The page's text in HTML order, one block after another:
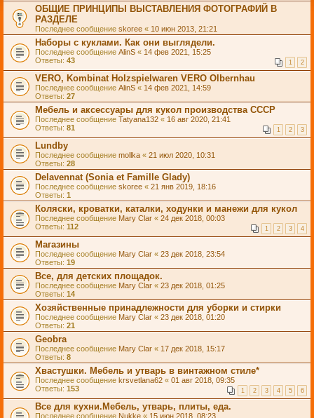
ОБЩИЕ ПРИНЦИПЫ ВЫСТАВЛЕНИЯ ФОТОГРАФИЙ В
РАЗДЕЛЕ
Последнее сообщение skoree « 10 июн 2013, 21:21
Наборы с куклами. Как они выглядели.
Последнее сообщение AlinS « 14 фев 2021, 15:25
Ответы: 43 1 2
VERO, Kombinat Holzspielwaren VERO Olbernhau
Последнее сообщение AlinS « 14 фев 2021, 14:59
Ответы: 27
Мебель и аксессуары для кукол производства СССР
Последнее сообщение Tatyana132 « 16 авг 2020, 21:41
Ответы: 81 1 2 3
Lundby
Последнее сообщение mollka « 21 июл 2020, 10:31
Ответы: 28
Delavennat (Sonia et Famille Glady)
Последнее сообщение skoree « 21 янв 2019, 18:16
Ответы: 1
Коляски, кроватки, каталки, ходунки и манежи для кукол
Последнее сообщение Mary Clar « 24 дек 2018, 00:03
Ответы: 112 1 2 3 4
Магазины
Последнее сообщение Mary Clar « 23 дек 2018, 23:54
Ответы: 19
Все, для детских площадок.
Последнее сообщение Mary Clar « 23 дек 2018, 01:25
Ответы: 14
Хозяйственные принадлежности для уборки и стирки
Последнее сообщение Mary Clar « 23 дек 2018, 01:20
Ответы: 21
Geobra
Последнее сообщение Mary Clar « 17 дек 2018, 15:17
Ответы: 8
Хвастушки. Мебель и утварь в винтажном стиле*
Последнее сообщение krsvetlana62 « 01 авг 2018, 09:35
Ответы: 153 1 2 3 4 5 6
Все для кухни.Мебель, утварь, плиты, еда.
Последнее сообщение Nukke « 15 июн 2018, 08:23